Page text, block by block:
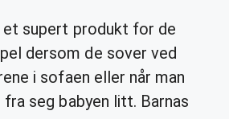
et supert produkt for de
dersom de sover ved
i sofaen eller når man
seg babyen litt. Barnas